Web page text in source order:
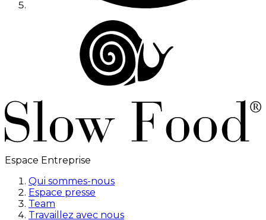
Espace Entreprise
Qui sommes-nous
Espace presse
Team
Travaillez avec nous